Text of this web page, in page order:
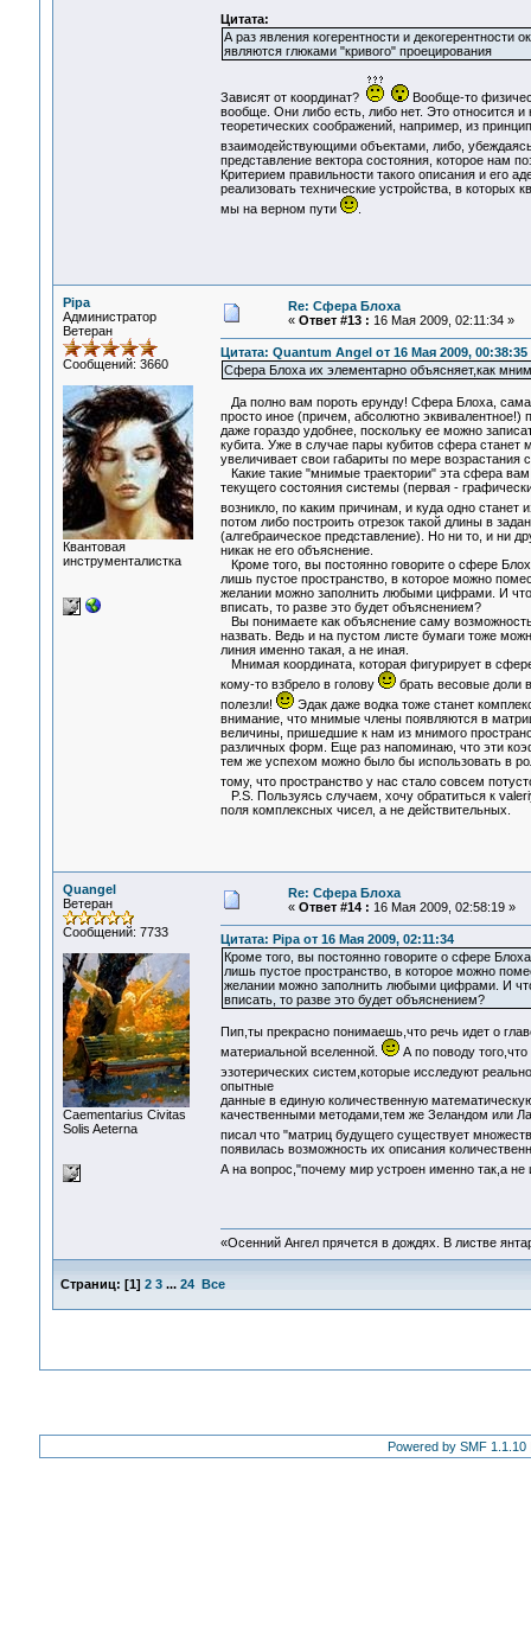
Цитата:
А раз явления когерентности и
являются глюками "кривого" проецирования
Зависят от координат?
Вообще-то
вообще. Они либо есть, либо нет. Это относится
теоретических соображений, например, из
взаимодействующими объектами, либо,
представление вектора состояния, которое нам
Критерием правильности такого описания и его
реализовать технические устройства, в которых
мы на верном пути
.
Pipa
Администратор
Ветеран
Сообщений: 3660
Квантовая
инструменталистка
Re: Сфера Блоха
« Ответ #13 : 16 Мая 2009, 02:11:34 »
Цитата: Quantum Angel от 16 Мая 2009, 00:38:35
Сфера Блоха их элементарно объясняет,как
Да полно вам пороть ерунду! Сфера Блоха, сама
просто иное (причем, абсолютно эквивалентное!)
даже гораздо удобнее, поскольку ее можно
кубита. Уже в случае пары кубитов сфера станет
увеличивает свои габариты по мере
Какие такие "мнимые траектории" эта сфера
текущего состояния системы (первая -
возникло, по каким причинам, и куда одно
потом либо построить отрезок такой длины в
(алгебраическое представление). Но ни то, и ни
никак не его объяснение.
Кроме того, вы постоянно говорите о сфере
лишь пустое пространство, в которое можно
желании можно заполнить любыми цифрами. И
вписать, то разве это будет объяснением?
Вы понимаете как объяснение саму
назвать. Ведь и на пустом листе бумаги тоже
линия именно такая, а не иная.
Мнимая координата, которая фигурирует в
кому-то взбрело в голову
брать весовые доли
полезли!
Эдак даже водка тоже станет
внимание, что мнимые члены появляются в
величины, пришедшие к нам из мнимого
различных форм. Еще раз напоминаю, что эти
тем же успехом можно было бы использовать в
тому, что пространство у нас стало совсем
P.S. Пользуясь случаем, хочу обратиться к
поля комплексных чисел, а не действительных.
Quangel
Ветеран
Сообщений: 7733
Сaementarius Civitas
Solis Aeterna
Re: Сфера Блоха
« Ответ #14 : 16 Мая 2009, 02:58:19 »
Цитата: Pipa от 16 Мая 2009, 02:11:34
Кроме того, вы постоянно говорите о сфере
лишь пустое пространство, в которое можно
желании можно заполнить любыми цифрами. И
вписать, то разве это будет объяснением?
Пип,ты прекрасно понимаешь,что речь идет о
материальной вселенной.
А по поводу
эзотерических систем,которые исследуют
опытные
данные в единую количественную
качественными методами,тем же Зеландом или
писал что "матриц будущего существует
появилась возможность их описания
А на вопрос,"почему мир устроен именно так,а
«Осенний Ангел прячется в дождях. В листве
Страниц: [1] 2 3 ... 24 Все
Powered by SMF 1.1.10